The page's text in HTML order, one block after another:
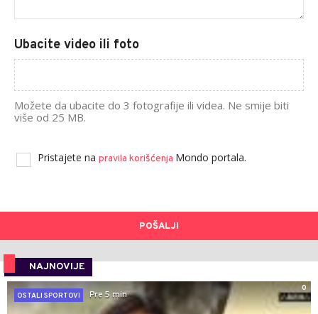
Ubacite video ili foto
Možete da ubacite do 3 fotografije ili videa. Ne smije biti
više od 25 MB.
Pristajete na pravila korišćenja Mondo portala.
POŠALJI
NAJNOVIJE
0
OSTALI SPORTOVI
Pre 5 min